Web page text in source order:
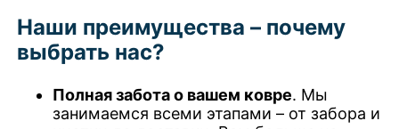
Наши преимущества – почему
выбрать нас?
Полная забота о вашем ковре. Мы
занимаемся всеми этапами – от забора и